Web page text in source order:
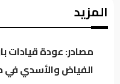
المزيد
مصادر: عودة قيادات
الفياض والأسدي في